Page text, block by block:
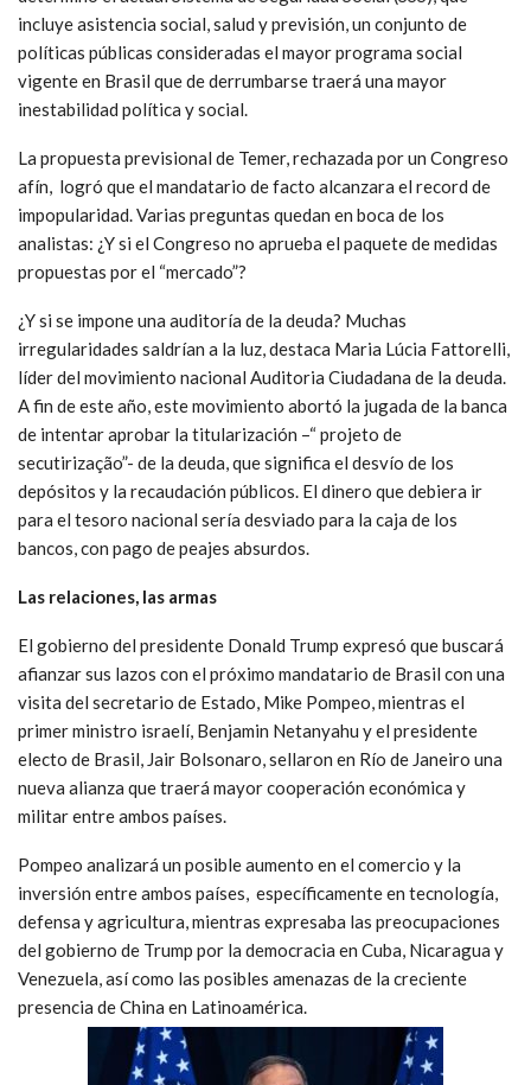
incluye asistencia social, salud y previsión, un conjunto de
políticas públicas consideradas el mayor programa social
vigente en Brasil que de derrumbarse traerá una mayor
inestabilidad política y social.
La propuesta previsional de Temer, rechazada por un Congreso
afín, logró que el mandatario de facto alcanzara el record de
impopularidad. Varias preguntas quedan en boca de los
analistas: ¿Y si el Congreso no aprueba el paquete de medidas
propuestas por el “mercado”?
¿Y si se impone una auditoría de la deuda? Muchas
irregularidades saldrían a la luz, destaca Maria Lúcia Fattorelli,
líder del movimiento nacional Auditoria Ciudadana de la deuda.
A fin de este año, este movimiento abortó la jugada de la banca
de intentar aprobar la titularización –“ projeto de
secutirização”- de la deuda, que significa el desvío de los
depósitos y la recaudación públicos. El dinero que debiera ir
para el tesoro nacional sería desviado para la caja de los
bancos, con pago de peajes absurdos.
Las relaciones, las armas
El gobierno del presidente Donald Trump expresó que buscará
afianzar sus lazos con el próximo mandatario de Brasil con una
visita del secretario de Estado, Mike Pompeo, mientras el
primer ministro israelí, Benjamin Netanyahu y el presidente
electo de Brasil, Jair Bolsonaro, sellaron en Río de Janeiro una
nueva alianza que traerá mayor cooperación económica y
militar entre ambos países.
Pompeo analizará un posible aumento en el comercio y la
inversión entre ambos países, específicamente en tecnología,
defensa y agricultura, mientras expresaba las preocupaciones
del gobierno de Trump por la democracia en Cuba, Nicaragua y
Venezuela, así como las posibles amenazas de la creciente
presencia de China en Latinoamérica.